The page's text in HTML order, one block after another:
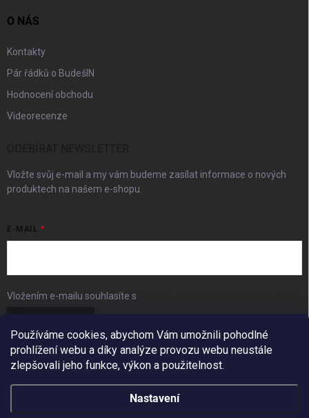
Používáme cookies, abychom Vám umožnili pohodlné
prohlížení webu a díky analýze provozu webu neustále
zlepšovali jeho funkce, výkon a použitelnost.
Nastavení
O NÁS
Kontakty
Pár řádků o BudešIN
Hodnocení obchodu
Videorecenze
Vložte svůj e-mail a my vám budeme zasílat informace o nových
produktech na našem e-shopu.
E-MAIL
Vložením e-mailu souhlasíte s
FACEBOOK